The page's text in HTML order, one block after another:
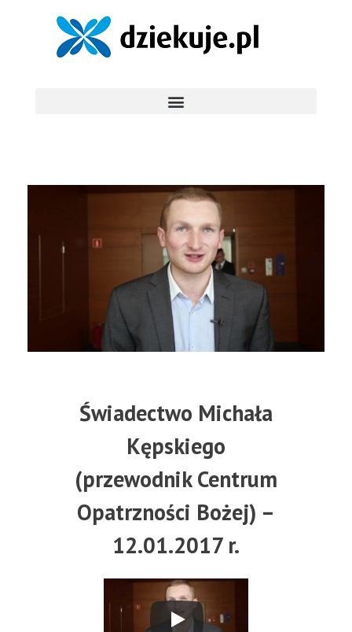
Świadectwo Michała
Kępskiego
(przewodnik Centrum
Opatrzności Bożej) –
12.01.2017 r.